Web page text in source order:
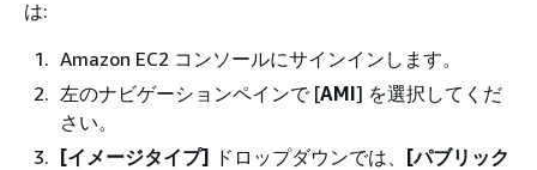
は:
Amazon EC2 コンソールにサインインします。
左のナビゲーションペインで [AMI] を選択してくだ
さい。
[イメージタイプ] ドロップダウンでは、 [パブリック